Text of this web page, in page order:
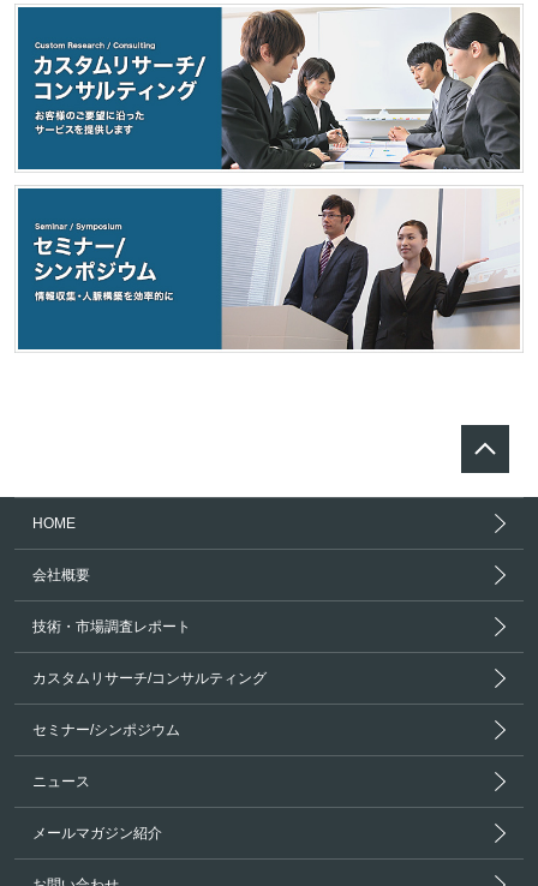
HOME
会社概要
技術・市場調査レポート
カスタムリサーチ/コンサルティング
セミナー/シンポジウム
ニュース
メールマガジン紹介